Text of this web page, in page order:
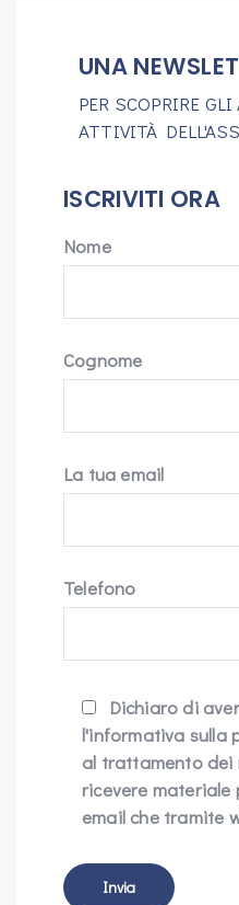
UNA
PER SCOPRIRE
ATTIVITÀ
ISCRIVITI ORA
Nome
Cognome
La tua email
Telefono
Dichiaro di
l'informativa sulla
al trattamento dei
ricevere
email che tramite